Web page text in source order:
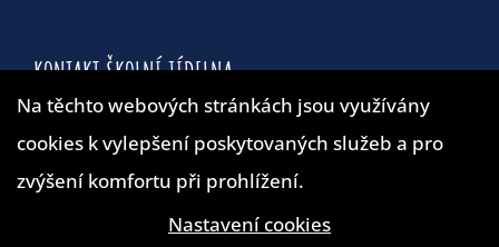
KONTAKT ŠKOLNÍ JÍDELNA
Školní jídelna
duskova@zsgenjanouska.cz
Na těchto webových stránkách jsou využívány
cookies k vylepšení poskytovaných služeb a pro
zvýšení komfortu při prohlížení.
Nastavení cookies